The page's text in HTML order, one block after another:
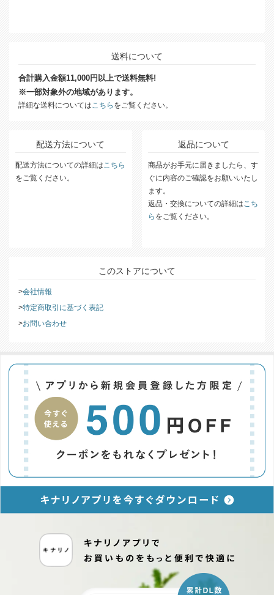
送料について
合計購入金額11,000円以上で送料無料!
※一部対象外の地域があります。
詳細な送料については こちら をご覧ください。
配送方法について
配送方法についての詳細は こちら
をご覧ください。
返品について
商品がお手元に届きましたら、す
ぐに内容のご確認をお願いいたし
ます。
返品・交換についての詳細は こち
ら をご覧ください。
このストアについて
会社情報
特定商取引に基づく表記
お問い合わせ